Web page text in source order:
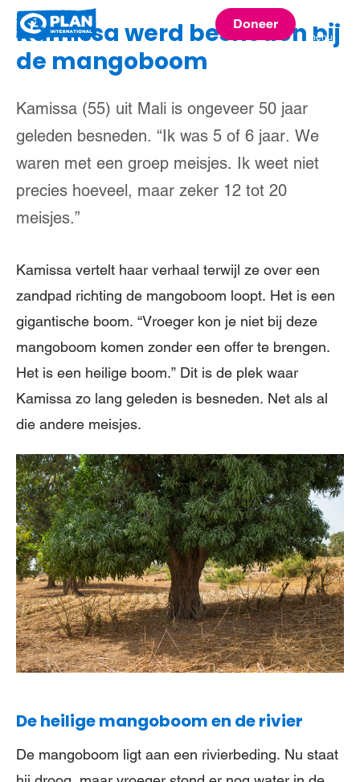
International
Doneer
menu
Kamissa werd besneden bij
de mangoboom
Kamissa (55) uit Mali is ongeveer 50 jaar
geleden besneden. “Ik was 5 of 6 jaar. We
waren met een groep meisjes. Ik weet niet
precies hoeveel, maar zeker 12 tot 20
meisjes.”
Kamissa vertelt haar verhaal terwijl ze over een
zandpad richting de mangoboom loopt. Het is een
gigantische boom. “Vroeger kon je niet bij deze
mangoboom komen zonder een offer te brengen.
Het is een heilige boom.” Dit is de plek waar
Kamissa zo lang geleden is besneden. Net als al
die andere meisjes.
De heilige mangoboom en de rivier
De mangoboom ligt aan een rivierbeding. Nu staat